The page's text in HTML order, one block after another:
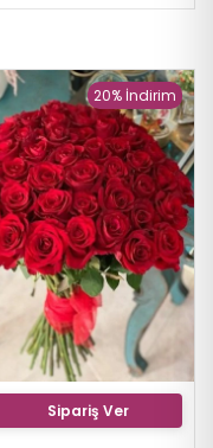
20% İndirim
Sipariş Ver